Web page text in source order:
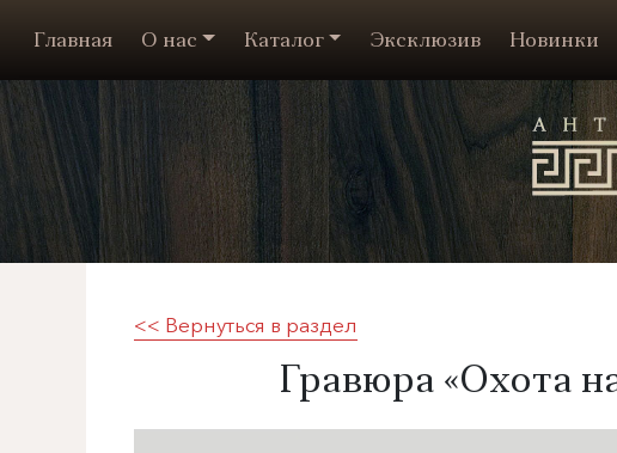
Главная О нас Каталог Эксклюзив Новинки
<< Вернуться в раздел
​Гравюра «Охота